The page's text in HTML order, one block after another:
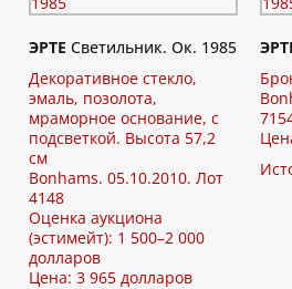
ЭРТЕ Светильник. Ок. 1985
Декоративное стекло,
эмаль, позолота,
мраморное основание, с
подсветкой. Высота 57,2
см
Bonhams. 05.10.2010. Лот
4148
Оценка аукциона
(эстимейт): 1 500–2 000
долларов
Цена: 3 965 долларов